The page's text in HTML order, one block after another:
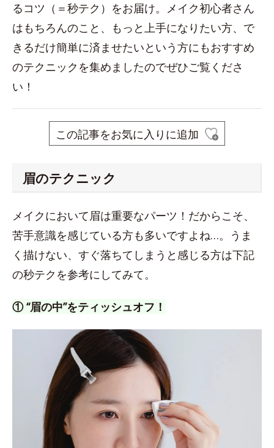
るコツ（＝秒テク）をお届け。メイク初心者さん
はもちろんのこと、もっと上手になりたい方、で
きるだけ簡単に済ませたいという方にもおすすめ
のテクニックを集めましたのでぜひご覧くださ
い！
この記事をお気に入りに追加
眉のテクニック
メイクにおいて眉は重要なパーツ！だからこそ、
苦手意識を感じている方も多いですよね…。うま
く描けない、すぐ落ちてしまうと感じる方は下記
の秒テクを参考にしてみて。
① “眉の中”をティッシュオフ！